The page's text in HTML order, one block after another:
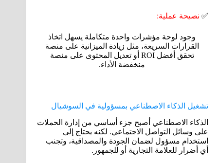
✅ نصيحة عملية:
وجود لوحة مؤشرات واحدة متكاملة يسهل اتخاذ
القرارات السريعة، مثل زيادة الميزانية على منصة
تحقق أفضل ROI أو تعديل المحتوى على منصة
منخفضة الأداء.
تشغيل الذكاء الاصطناعي بمسؤولية في السوشيال
الذكاء الاصطناعي أصبح جزء أساسي من إدارة الحملات
على وسائل التواصل الاجتماعي. لكنه يحتاج إلى
استخدام مسؤول لضمان الجودة والمصداقية، وتجنب
أي أضرار للعلامة التجارية أو للجمهور.